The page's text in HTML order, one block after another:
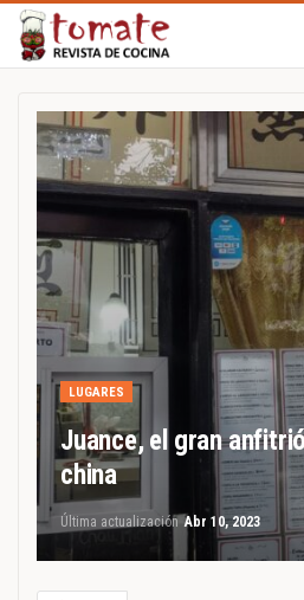
LUGARES
Juance, el gran
china
Última actualización Abr 10, 2023